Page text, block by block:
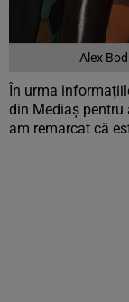
Alex
În urma
din Mediaș pentru
am remarcat că